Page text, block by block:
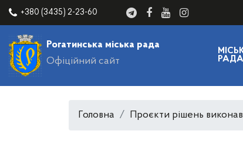
+380 (3435) 2-23-60
Рогатинська міська рада
Офіційний сайт
РАДА
Головна Проєкти рішень